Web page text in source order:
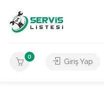
0
Giriş Yap